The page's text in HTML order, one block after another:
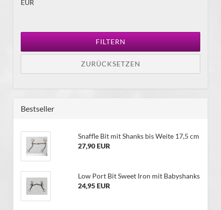
EUR
FILTERN
ZURÜCKSETZEN
Bestseller
Snaffle Bit mit Shanks bis Weite 17,5 cm
27,90 EUR
Low Port Bit Sweet Iron mit Babyshanks
24,95 EUR